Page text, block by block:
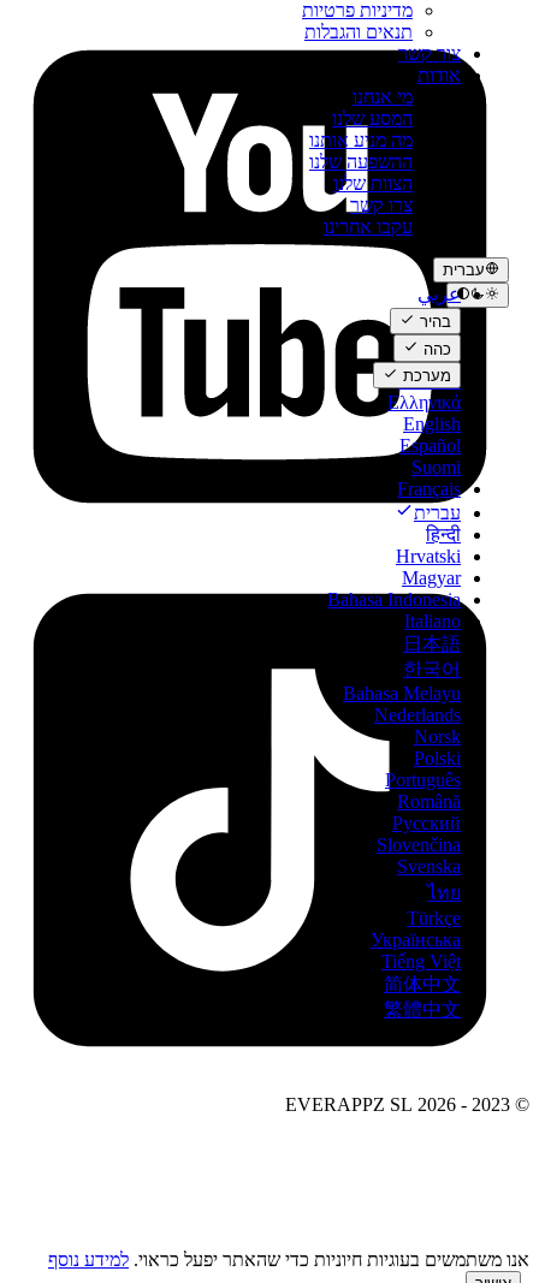
מדיניות פרטיות
תנאים והגבלות
צור קשר
אודות
מי אנחנו
המסע שלנו
מה מניע אותנו
ההשפעה שלנו
הצוות שלנו
צרו קשר
עקבו אחרינו
עברית
عربي
Català
Čeština
Dansk
Deutsch
Ελληνικά
English
Español
Suomi
Français
עברית
हिन्दी
Hrvatski
Magyar
Bahasa Indonesia
Italiano
日本語
한국어
Bahasa Melayu
Nederlands
Norsk
Polski
Português
Română
Русский
Slovenčina
Svenska
ไทย
Türkçe
Українська
Tiếng Việt
简体中文
繁體中文
בהיר
כהה
מערכת
אנו משתמשים בעוגיות חיוניות כדי שהאתר יפעל כראוי.למידע נוסף
© 2023 - 2026 EVERAPPZ SL